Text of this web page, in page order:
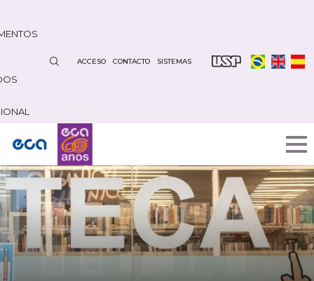
contenido
ACCESO CONTACTO SISTEMAS